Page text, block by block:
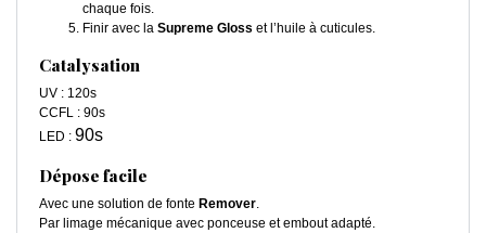
chaque fois.
Finir avec la Supreme Gloss et l’huile à cuticules.
Catalysation
UV : 120s
CCFL : 90s
LED : 90s
Dépose facile
Avec une solution de fonte Remover.
Par limage mécanique avec ponceuse et embout adapté.